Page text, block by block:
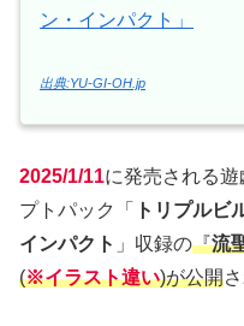
ン・インパクト」
出典:YU-GI-OH.jp
2025/1/11に発売される
プトパック「
トリプルビ
インパクト 」収録の『流
(※イラスト違い)が公開